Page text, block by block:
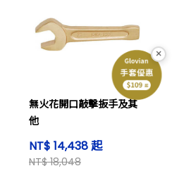
無火花開口敲擊扳手及其
他
NT$ 14,438 起
NT$ 18,048
×